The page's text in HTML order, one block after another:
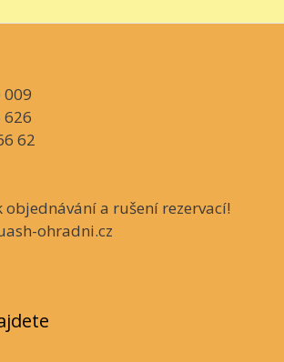
009
626
62
objednávání a rušení rezervací!
ohradni.cz